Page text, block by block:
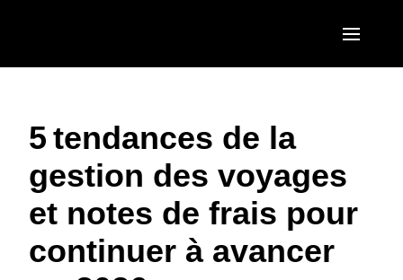
United States (English)
Canada (Français)
México (Español)
EUROPE
United Kingdom (English)
France (Français)
Deutschland (Deutsch)
ASIA PACIFIC
5 tendances de la
gestion des voyages
et notes de frais pour
continuer à avancer